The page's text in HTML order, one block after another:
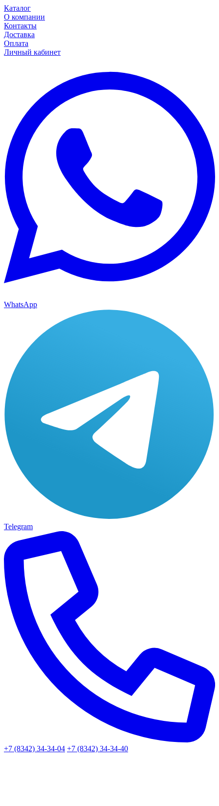
Каталог
О компании
Контакты
Доставка
Оплата
Личный кабинет
WhatsApp
Telegram
+7 (8342) 34-34-04 +7 (8342) 34-34-40